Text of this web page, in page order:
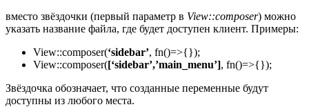
вместо звёздочки (первый параметр в View::composer) можно
указать название файла, где будет доступен клиент. Примеры:
View::composer(‘sidebar’, fn()=>{});
View::composer([‘sidebar’,’main_menu’], fn()=>{});
Звёздочка обозначает, что созданные переменные будут
доступны из любого места.